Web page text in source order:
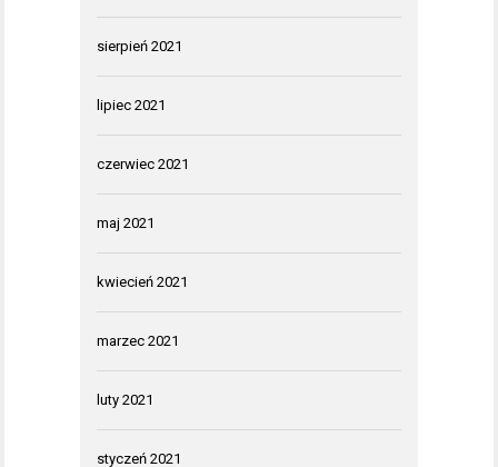
sierpień 2021
lipiec 2021
czerwiec 2021
maj 2021
kwiecień 2021
marzec 2021
luty 2021
styczeń 2021